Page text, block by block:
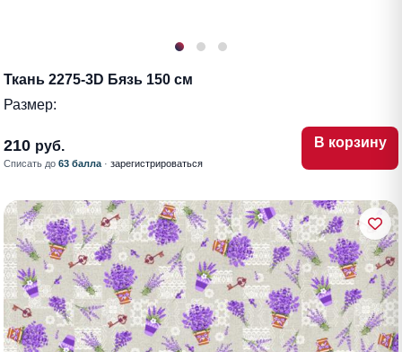
Ткань 2275-3D Бязь 150 см
Размер:
210 руб.
Списать до 63 балла · зарегистрироваться
В корзину